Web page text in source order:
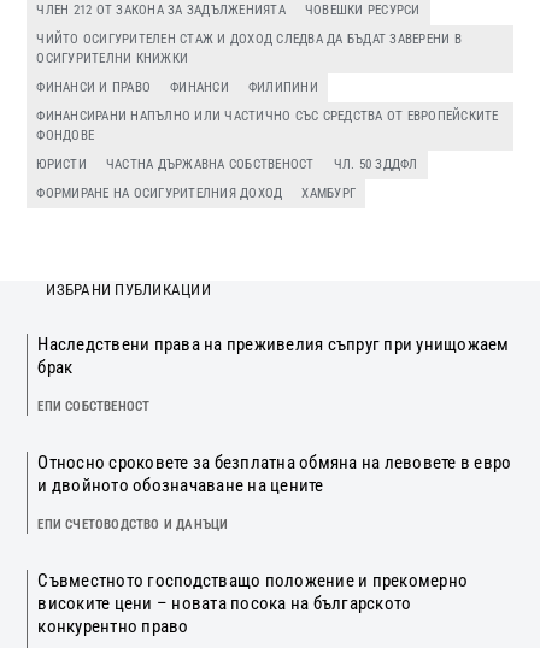
ЧЛЕН 212 ОТ ЗАКОНА ЗА ЗАДЪЛЖЕНИЯТА
ЧОВЕШКИ РЕСУРСИ
ЧИЙТО ОСИГУРИТЕЛЕН СТАЖ И ДОХОД СЛЕДВА ДА БЪДАТ ЗАВЕРЕНИ В
ОСИГУРИТЕЛНИ КНИЖКИ
ФИНАНСИ И ПРАВО
ФИНАНСИ
ФИЛИПИНИ
ФИНАНСИРАНИ НАПЪЛНО ИЛИ ЧАСТИЧНО СЪС СРЕДСТВА ОТ ЕВРОПЕЙСКИТЕ
ФОНДОВЕ
ЮРИСТИ
ЧАСТНА ДЪРЖАВНА СОБСТВЕНОСТ
ЧЛ. 50 ЗДДФЛ
ФОРМИРАНЕ НА ОСИГУРИТЕЛНИЯ ДОХОД
ХАМБУРГ
ИЗБРАНИ ПУБЛИКАЦИИ
Наследствени права на преживелия съпруг при унищожаем
брак
ЕПИ СОБСТВЕНОСТ
Относно сроковете за безплатна обмяна на левовете в евро
и двойното обозначаване на цените
ЕПИ СЧЕТОВОДСТВО И ДАНЪЦИ
Съвместното господстващо положение и прекомерно
високите цени – новата посока на българското
конкурентно право